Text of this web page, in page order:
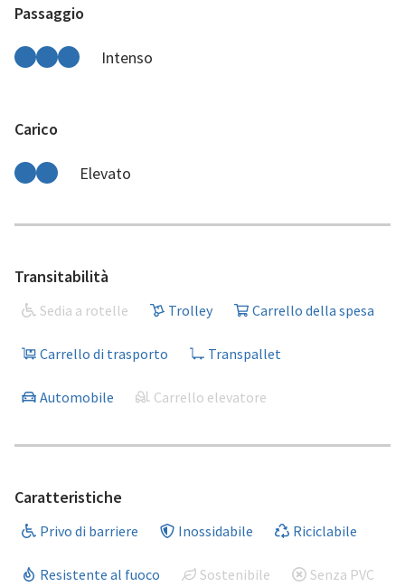
Passaggio
Intenso
Carico
Elevato
Transitabilità
Sedia a rotelle Trolley Carrello della spesa
Carrello di trasporto Transpallet
Automobile Carrello elevatore
Caratteristiche
Privo di barriere Inossidabile Riciclabile
Resistente al fuoco Sostenibile Senza PVC